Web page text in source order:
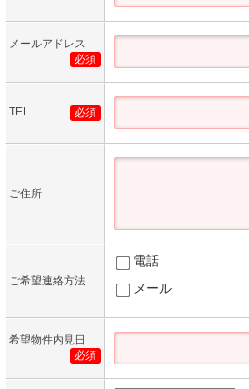
メールアドレス
必須
TEL 必須
ご住所
ご希望連絡方法
電話
メール
希望物件内見日
必須